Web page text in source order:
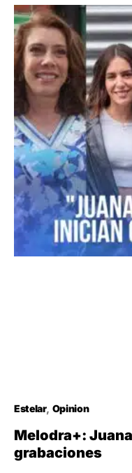
Estelar Opinion
Melodra+:
grabaciones